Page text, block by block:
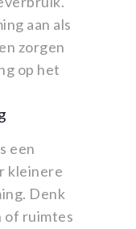
aan als
zorgen
op het
een
kleinere
Denk
of ruimtes